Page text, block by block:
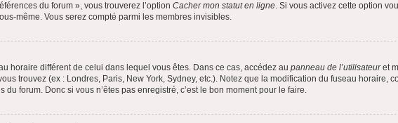
du forum », vous trouverez l’option Cacher mon statut en ligne. Si vous activez cette option
même. Vous serez compté parmi les membres invisibles.
horaire différent de celui dans lequel vous êtes. Dans ce cas, accédez au panneau de l’utilisateuret
trouvez (ex : Londres, Paris, New York, Sydney, etc.). Notez que la modification du fuseau horaire,
du forum. Donc si vous n’êtes pas enregistré, c’est le bon moment pour le faire.